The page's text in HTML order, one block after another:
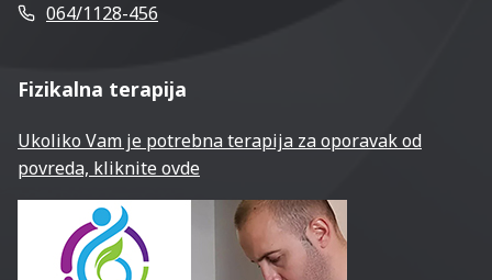
064/1128-456
Fizikalna terapija
Ukoliko Vam je potrebna terapija za oporavak od
povreda, kliknite ovde